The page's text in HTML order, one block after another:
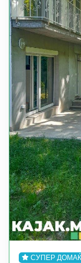
СУПЕР